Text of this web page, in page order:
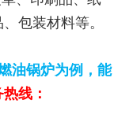
包装材料等。
油锅炉为例，能
线：